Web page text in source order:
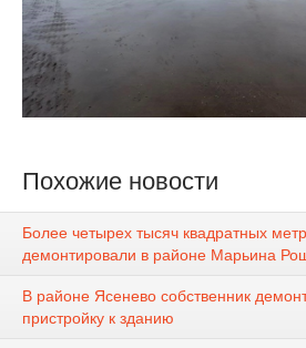
Похожие новости
Более четырех тысяч квадратных
демонтировали в районе Марьина
В районе Ясенево собственник
пристройку к зданию